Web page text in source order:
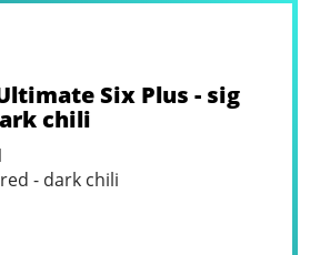
Six Plus - sig
chili
- dark chili